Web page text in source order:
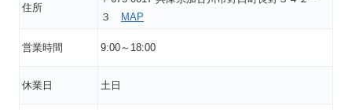
住所
３
MAP
営業時間 9:00～18:00
休業日 土日